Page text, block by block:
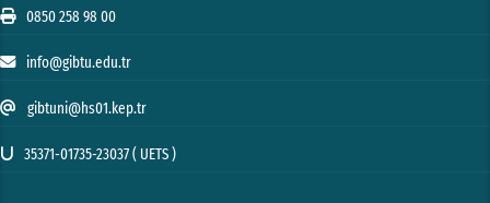
0850 258 98 00
info@gibtu.edu.tr
gibtuni@hs01.kep.tr
35371-01735-23037 ( UETS )